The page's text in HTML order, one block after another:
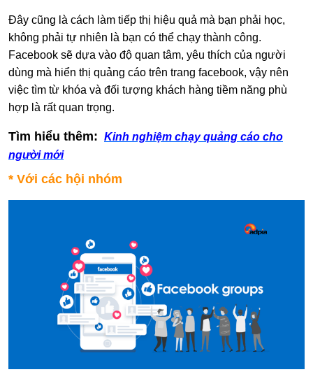
Đây cũng là cách làm tiếp thị hiệu quả mà bạn phải học,
không phải tự nhiên là bạn có thể chạy thành công.
Facebook sẽ dựa vào độ quan tâm, yêu thích của người
dùng mà hiển thị quảng cáo trên trang facebook, vậy nên
việc tìm từ khóa và đối tượng khách hàng tiềm năng phù
hợp là rất quan trọng.
Tìm hiểu thêm: Kinh nghiệm chạy quảng cáo cho
người mới
* Với các hội nhóm